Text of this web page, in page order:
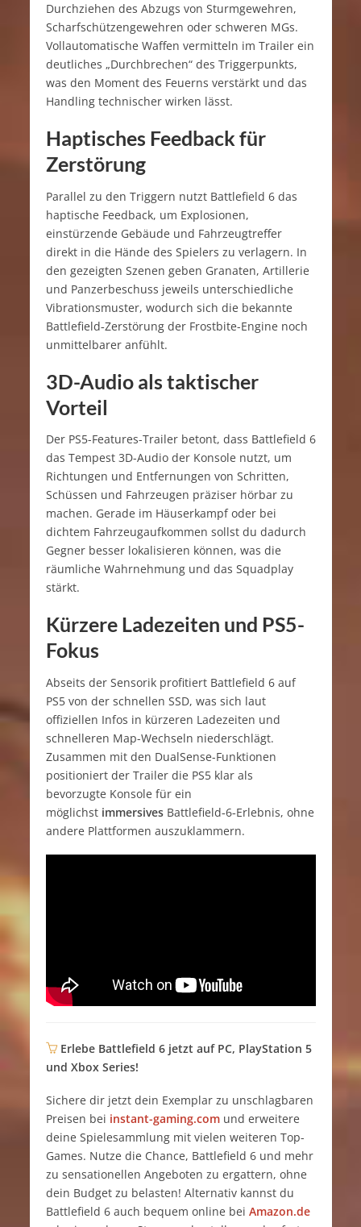
Durchziehen des Abzugs von Sturmgewehren,
Scharfschützengewehren oder schweren MGs.
Vollautomatische Waffen vermitteln im Trailer ein
deutliches „Durchbrechen“ des Triggerpunkts,
was den Moment des Feuerns verstärkt und das
Handling technischer wirken lässt.
Haptisches Feedback für
Zerstörung
Parallel zu den Triggern nutzt Battlefield 6 das
haptische Feedback, um Explosionen,
einstürzende Gebäude und Fahrzeugtreffer
direkt in die Hände des Spielers zu verlagern. In
den gezeigten Szenen geben Granaten, Artillerie
und Panzerbeschuss jeweils unterschiedliche
Vibrationsmuster, wodurch sich die bekannte
Battlefield‑Zerstörung der Frostbite-Engine noch
unmittelbarer anfühlt.​
3D-Audio als taktischer
Vorteil
Der PS5-Features-Trailer betont, dass Battlefield 6
das Tempest 3D-Audio der Konsole nutzt, um
Richtungen und Entfernungen von Schritten,
Schüssen und Fahrzeugen präziser hörbar zu
machen. Gerade im Häuserkampf oder bei
dichtem Fahrzeugaufkommen sollst du dadurch
Gegner besser lokalisieren können, was die
räumliche Wahrnehmung und das Squadplay
stärkt.​
Kürzere Ladezeiten und PS5-
Fokus
Abseits der Sensorik profitiert Battlefield 6 auf
PS5 von der schnellen SSD, was sich laut
offiziellen Infos in kürzeren Ladezeiten und
schnelleren Map-Wechseln niederschlägt.
Zusammen mit den DualSense-Funktionen
positioniert der Trailer die PS5 klar als
bevorzugte Konsole für ein
möglichst immersivesBattlefield‑6‑Erlebnis, ohne
andere Plattformen auszuklammern.
Erlebe Battlefield 6 jetzt auf PC, PlayStation 5
und Xbox Series!
Sichere dir jetzt dein Exemplar zu unschlagbaren
Preisen bei instant-gaming.comund erweitere
deine Spielesammlung mit vielen weiteren Top-
Games. Nutze die Chance, Battlefield 6 und mehr
zu sensationellen Angeboten zu ergattern, ohne
dein Budget zu belasten! Alternativ kannst du
Battlefield 6 auch bequem online bei Amazon.de